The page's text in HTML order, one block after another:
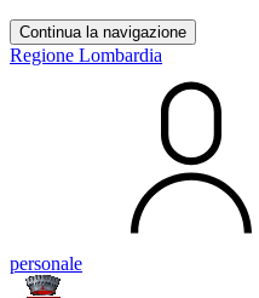
Continua la navigazione
Regione Lombardia
personale